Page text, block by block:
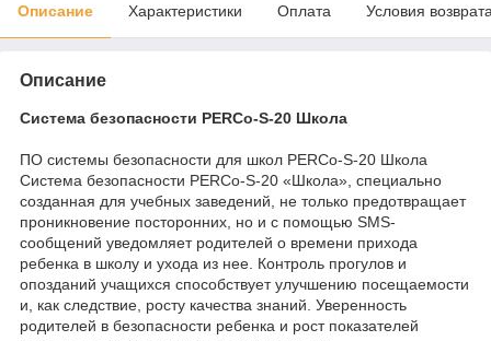
Описание Характеристики Оплата Условия
Описание
Система безопасности PERCo-S-20 Школа
ПО системы безопасности для школ PERCo-S-20 Школа
Система безопасности PERCo-S-20 «Школа», специально
созданная для учебных заведений, не только предотвращает
проникновение посторонних, но и с помощью SMS-
сообщений уведомляет родителей о времени прихода
ребенка в школу и ухода из нее. Контроль прогулов и
опозданий учащихся способствует улучшению посещаемости
и, как следствие, росту качества знаний. Уверенность
родителей в безопасности ребенка и рост показателей